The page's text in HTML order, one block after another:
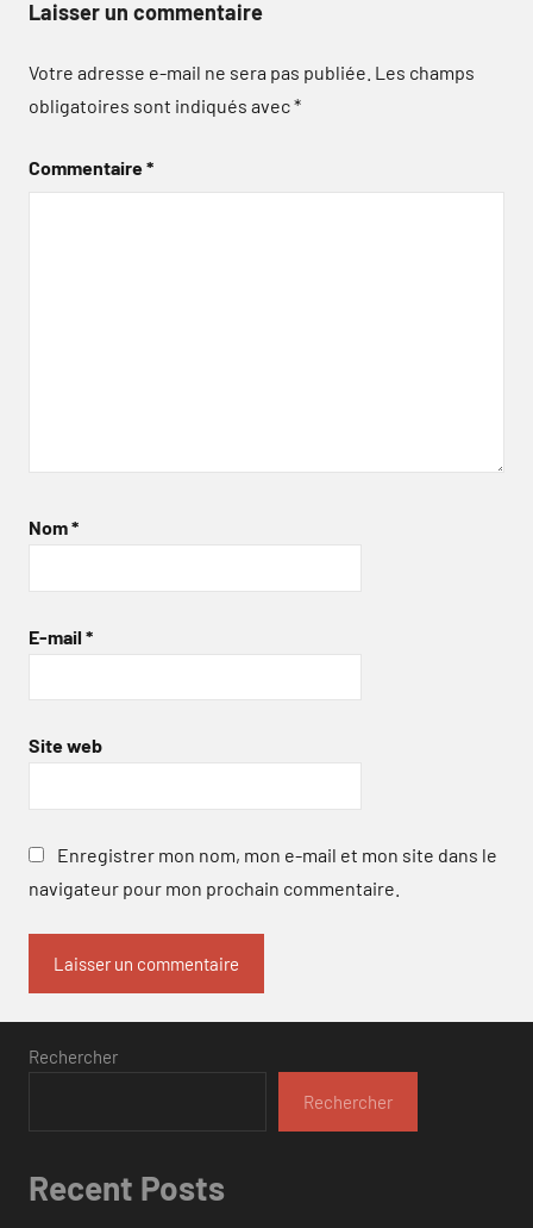
Laisser un commentaire
Votre adresse e-mail ne sera pas publiée. Les champs
obligatoires sont indiqués avec*
Commentaire*
Nom*
E-mail *
Site web
Enregistrer mon nom, mon e-mail et mon site dans le
navigateur pour mon prochain commentaire.
Rechercher
Rechercher
Recent Posts